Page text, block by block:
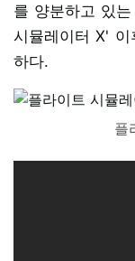
를 양분하고 있
시뮬레이터 X'
하다.
플